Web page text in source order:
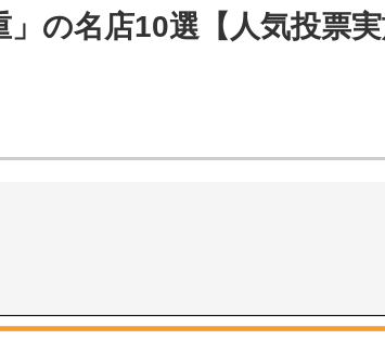
イト 企業向けIT製品の総合サイト IT製
」の名店10選【人気投票実